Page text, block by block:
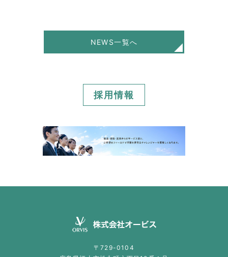
NEWS一覧へ
採用情報
〒729-0104